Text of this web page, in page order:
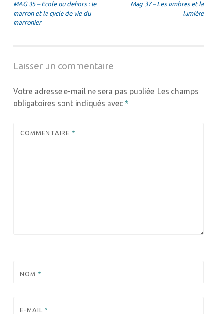
Navigation
de
MAG 35 – Ecole du dehors : le
marron et le cycle de vie du
marronier
Mag 37 – Les ombres et la
lumière
Laisser un commentaire
Votre adresse e-mail ne sera pas publiée. Les champs
obligatoires sont indiqués avec *
COMMENTAIRE *
NOM *
E-MAIL *